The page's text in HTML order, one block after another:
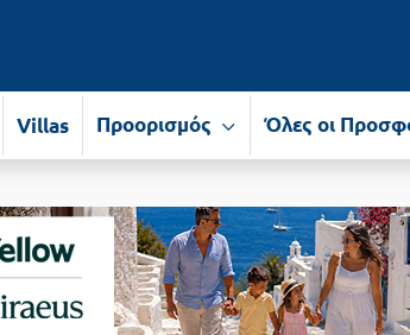
Villas Προορισμός Όλες οι